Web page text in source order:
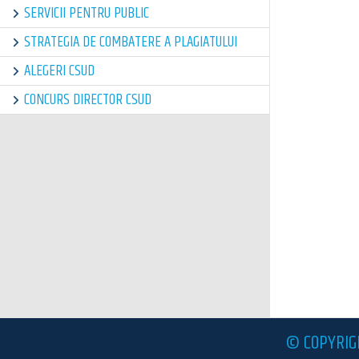
SERVICII PENTRU PUBLIC
STRATEGIA DE COMBATERE A PLAGIATULUI
ALEGERI CSUD
CONCURS DIRECTOR CSUD
©